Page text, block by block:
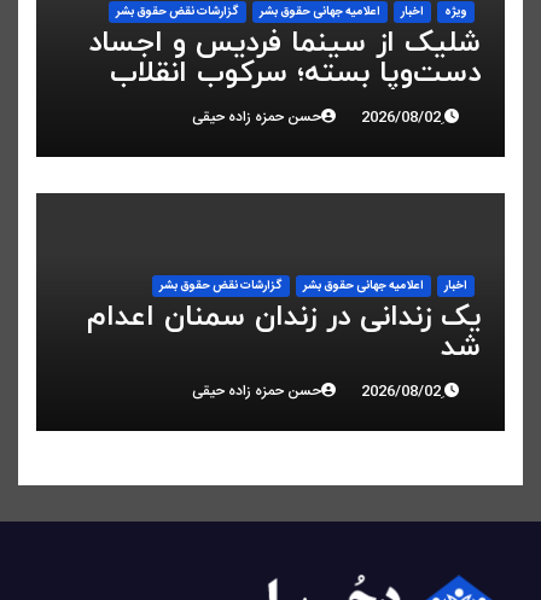
ویژه اخبار اعلاميه جهانی حقوق بشر گزارشات نقض حقوق بشر
شلیک از سینما فردیس و اجساد
دست‌وپا بسته؛ سرکوب انقلاب
ملی در البرز حسن حمزه زاده حیقی
اخبار اعلاميه جهانی حقوق بشر گزارشات نقض حقوق بشر
یک زندانی در زندان سمنان اعدام
شد
حسن حمزه زاده حیقی